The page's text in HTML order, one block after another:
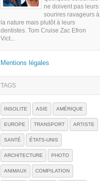
ne doivent pas leurs
sourires ravageurs à
la nature mais plutôt à leurs
dentistes. Tom Cruise Zac Efron
Vict...
Mentions légales
TAGS
INSOLITE ASIE AMÉRIQUE
EUROPE TRANSPORT ARTISTE
SANTÉ ÉTATS-UNIS
ARCHITECTURE PHOTO
ANIMAUX COMPILATION